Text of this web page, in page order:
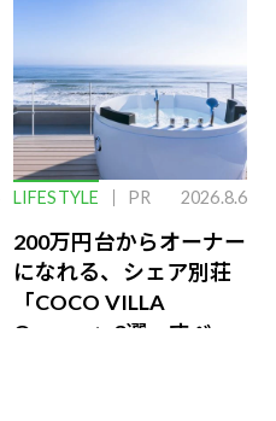
LIFESTYLE PR 2026.8.6
200万円台からオーナー
になれる、シェア別荘
「COCO VILLA
Owners」3選。すべて